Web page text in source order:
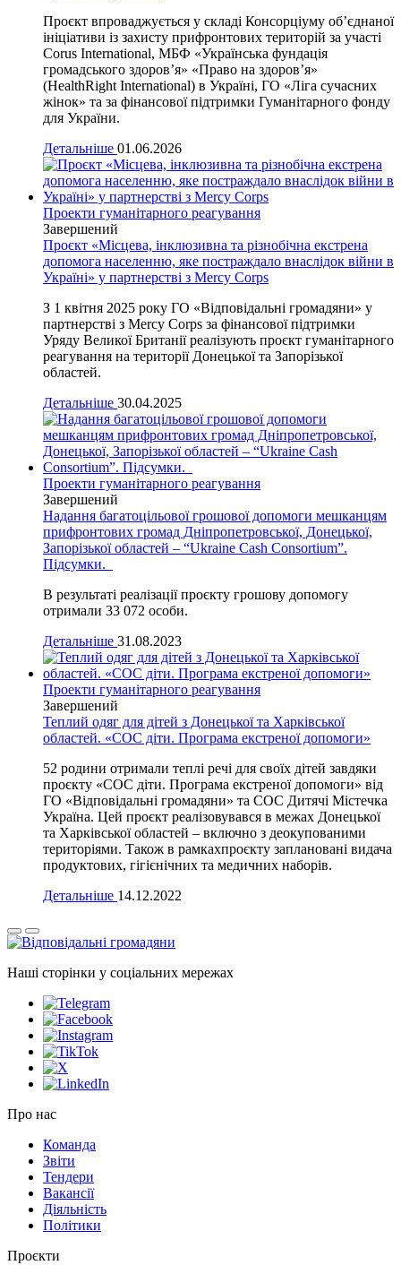
Проєкт впроваджується у складі Консорціуму об’єднаної
ініціативи із захисту прифронтових територій за участі
Corus International, МБФ «Українська фундація
громадського здоров’я» «Право на здоров’я»
(HealthRight International) в Україні, ГО «Ліга сучасних
жінок» та за фінансової підтримки Гуманітарного фонду
для України.
Детальніше 01.06.2026
Проекти гуманітарного реагування
Завершений
Проєкт «Місцева, інклюзивна та різнобічна екстрена
допомога населенню, яке постраждало внаслідок війни в
Україні» у партнерстві з Mercy Corps
З 1 квітня 2025 року ГО «Відповідальні громадяни» у
партнерстві з Mercy Corps за фінансової підтримки
Уряду Великої Британії реалізують проєкт гуманітарного
реагування на території Донецької та Запорізької
областей.
Детальніше 30.04.2025
Проекти гуманітарного реагування
Завершений
Надання багатоцільової грошової допомоги мешканцям
прифронтових громад Дніпропетровської, Донецької,
Запорізької областей – “Ukraine Cash Consortium”.
Підсумки.
В результаті реалізації проєкту грошову допомогу
отримали 33 072 особи.
Детальніше 31.08.2023
Проекти гуманітарного реагування
Завершений
Теплий одяг для дітей з Донецької та Харківської
областей. «СОС діти. Програма екстреної допомоги»
52 родини отримали теплі речі для своїх дітей завдяки
проєкту «СОС діти. Програма екстреної допомоги» від
ГО «Відповідальні громадяни» та СОС Дитячі Містечка
Україна. Цей проєкт реалізовувався в межах Донецької
та Харківської областей – включно з деокупованими
територіями. Також в рамкахпроєкту заплановані видача
продуктових, гігієнічних та медичних наборів.
Детальніше 14.12.2022
Наші сторінки у соціальних мережах
Про нас
Команда
Звіти
Тендери
Вакансії
Діяльність
Політики
Проєкти